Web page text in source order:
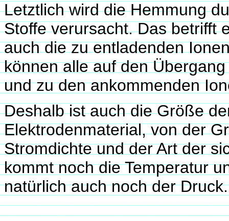
Letztlich wird die Hemmung
Stoffe verursacht. Das betrifft
auch die zu entladenden
können alle auf den
und zu den ankommenden
Deshalb ist auch die Größe
Elektrodenmaterial, von der
Stromdichte und der Art der
kommt noch die Temperatur
natürlich auch noch der Druck.